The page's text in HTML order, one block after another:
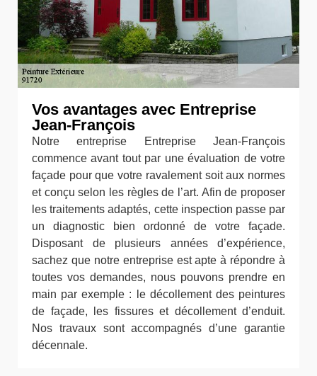
Vos avantages avec Entreprise
Jean-François
Notre entreprise Entreprise Jean-François
commence avant tout par une évaluation de votre
façade pour que votre ravalement soit aux normes
et conçu selon les règles de l’art. Afin de proposer
les traitements adaptés, cette inspection passe par
un diagnostic bien ordonné de votre façade.
Disposant de plusieurs années d’expérience,
sachez que notre entreprise est apte à répondre à
toutes vos demandes, nous pouvons prendre en
main par exemple : le décollement des peintures
de façade, les fissures et décollement d’enduit.
Nos travaux sont accompagnés d’une garantie
décennale.